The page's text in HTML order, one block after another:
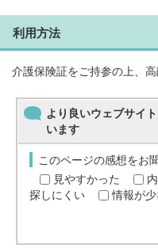
利用方法
介護保険証をご持参の上、
より良いウェブサイ
います
このページの感想をお
見やすかった
探しにくい
情報が